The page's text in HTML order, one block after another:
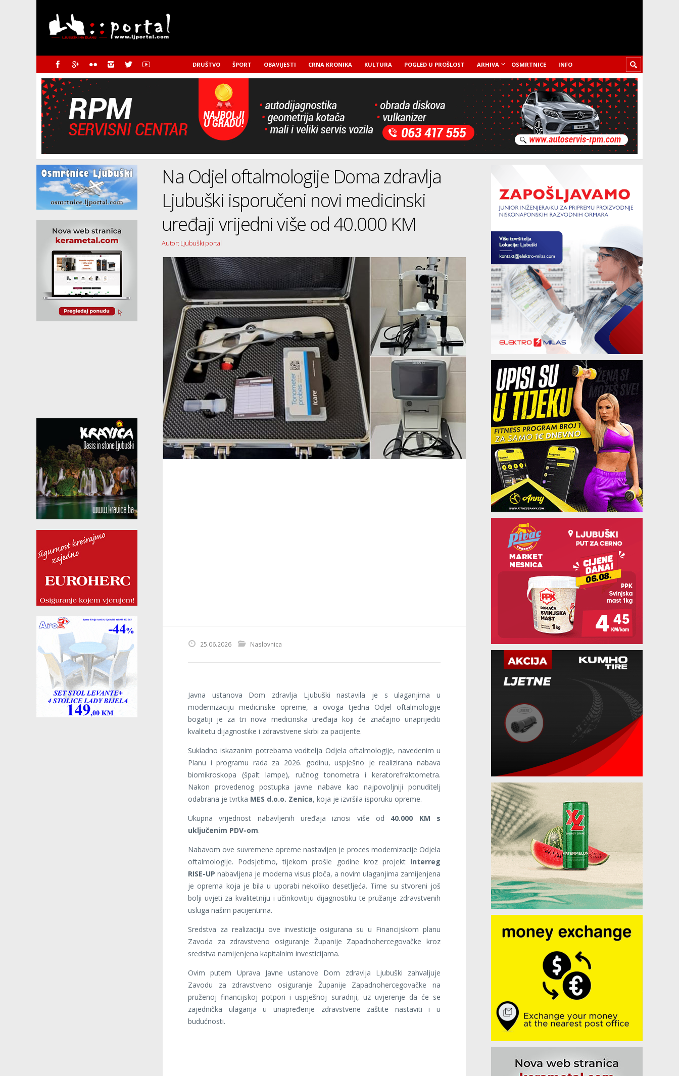
DRUŠTVO ŠPORT OBAVIJESTI CRNA KRONIKA KULTURA POGLED U PROŠLOST ARHIVA OSMRTNICE INFO
Na Odjel oftalmologije Doma zdravlja
Ljubuški isporučeni novi medicinski
uređaji vrijedni više od 40.000 KM
Autor: Ljubuški portal
25.06.2026 Naslovnica
Javna ustanova Dom zdravlja Ljubuški nastavila je s ulaganjima u
modernizaciju medicinske opreme, a ovoga tjedna Odjel oftalmologije
bogatiji je za tri nova medicinska uređaja koji će značajno unaprijediti
kvalitetu dijagnostike i zdravstvene skrbi za pacijente.
Sukladno iskazanim potrebama voditelja Odjela oftalmologije, navedenim u
Planu i programu rada za 2026. godinu, uspješno je realizirana nabava
biomikroskopa (špalt lampe), ručnog tonometra i keratorefraktometra.
Nakon provedenog postupka javne nabave kao najpovoljniji ponuditelj
odabrana je tvrtka MES d.o.o. Zenica, koja je izvršila isporuku opreme.
Ukupna vrijednost nabavljenih uređaja iznosi više od 40.000 KM s
uključenim PDV-om.
Nabavom ove suvremene opreme nastavljen je proces modernizacije Odjela
oftalmologije. Podsjetimo, tijekom prošle godine kroz projekt Interreg
RISE-UP nabavljena je moderna visus ploča, a novim ulaganjima zamijenjena
je oprema koja je bila u uporabi nekoliko desetljeća. Time su stvoreni još
bolji uvjeti za kvalitetniju i učinkovitiju dijagnostiku te pružanje zdravstvenih
usluga našim pacijentima.
Sredstva za realizaciju ove investicije osigurana su u Financijskom planu
Zavoda za zdravstveno osiguranje Županije Zapadnohercegovačke kroz
sredstva namijenjena kapitalnim investicijama.
Ovim putem Uprava Javne ustanove Dom zdravlja Ljubuški zahvaljuje
Zavodu za zdravstveno osiguranje Županije Zapadnohercegovačke na
pruženoj financijskoj potpori i uspješnoj suradnji, uz uvjerenje da će se
zajednička ulaganja u unapređenje zdravstvene zaštite nastaviti i u
budućnosti.